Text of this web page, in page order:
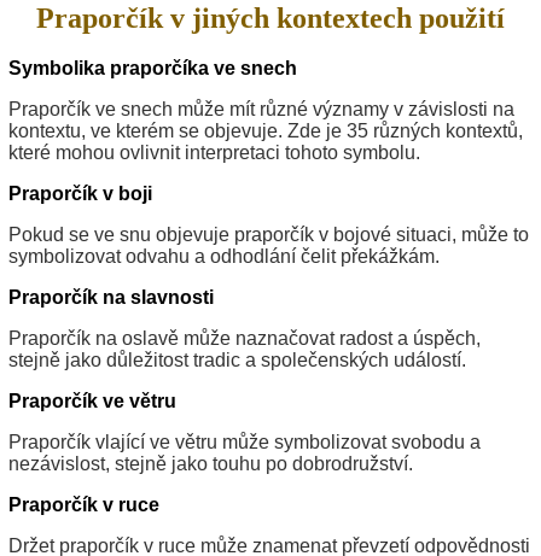
Praporčík v jiných kontextech použití
Symbolika praporčíka ve snech
Praporčík ve snech může mít různé významy v závislosti na
kontextu, ve kterém se objevuje. Zde je 35 různých kontextů,
které mohou ovlivnit interpretaci tohoto symbolu.
Praporčík v boji
Pokud se ve snu objevuje praporčík v bojové situaci, může to
symbolizovat odvahu a odhodlání čelit překážkám.
Praporčík na slavnosti
Praporčík na oslavě může naznačovat radost a úspěch,
stejně jako důležitost tradic a společenských událostí.
Praporčík ve větru
Praporčík vlající ve větru může symbolizovat svobodu a
nezávislost, stejně jako touhu po dobrodružství.
Praporčík v ruce
Držet praporčík v ruce může znamenat převzetí odpovědnosti